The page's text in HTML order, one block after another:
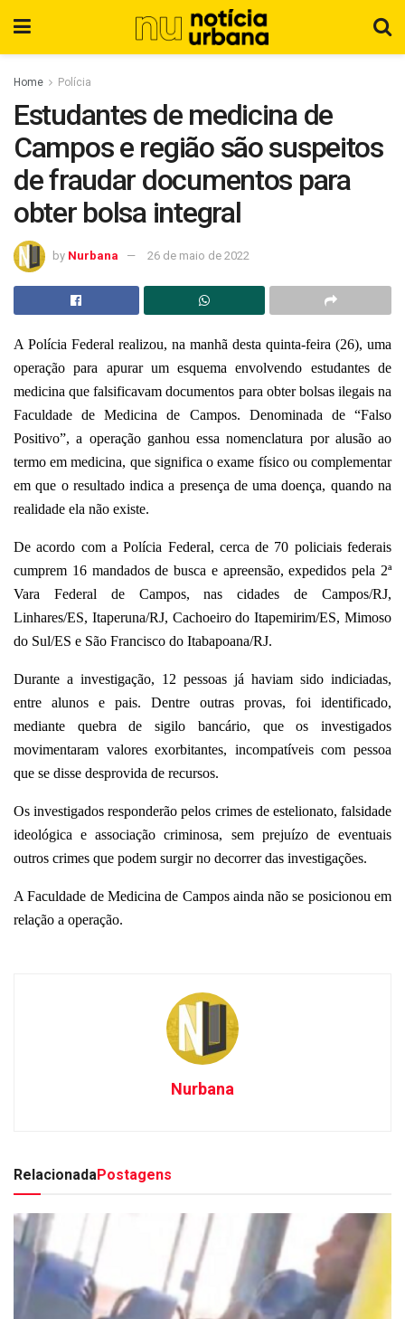
Home Polícia
Estudantes de medicina de
Campos e região são suspeitos
de fraudar documentos para
obter bolsa integral
by Nurbana 26 de maio de 2022
A Polícia Federal realizou, na manhã desta quinta-feira (26), uma
operação para apurar um esquema envolvendo estudantes de
medicina que falsificavam documentos para obter bolsas ilegais na
Faculdade de Medicina de Campos. Denominada de “Falso
Positivo”, a operação ganhou essa nomenclatura por alusão ao
termo em medicina, que significa o exame físico ou complementar
em que o resultado indica a presença de uma doença, quando na
realidade ela não existe.
De acordo com a Polícia Federal, cerca de 70 policiais federais
cumprem 16 mandados de busca e apreensão, expedidos pela 2ª
Vara Federal de Campos, nas cidades de Campos/RJ,
Linhares/ES, Itaperuna/RJ, Cachoeiro do Itapemirim/ES, Mimoso
do Sul/ES e São Francisco do Itabapoana/RJ.
Durante a investigação, 12 pessoas já haviam sido indiciadas,
entre alunos e pais. Dentre outras provas, foi identificado,
mediante quebra de sigilo bancário, que os investigados
movimentaram valores exorbitantes, incompatíveis com pessoa
que se disse desprovida de recursos.
Os investigados responderão pelos crimes de estelionato, falsidade
ideológica e associação criminosa, sem prejuízo de eventuais
outros crimes que podem surgir no decorrer das investigações.
A Faculdade de Medicina de Campos ainda não se posicionou em
relação a operação.
Nurbana
RelacionadaPostagens